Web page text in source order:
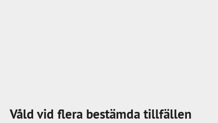
Våld vid flera bestämda tillfällen